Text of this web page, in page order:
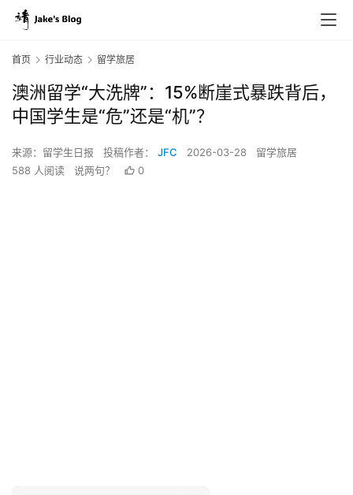
首页 行业动态 留学旅居
澳洲留学“大洗牌”：15%断崖式暴跌背后，
中国学生是“危”还是“机”？
来源：留学生日报 投稿作者： JFC 2026-03-28
留学旅居
588 人阅读
说两句？ 0